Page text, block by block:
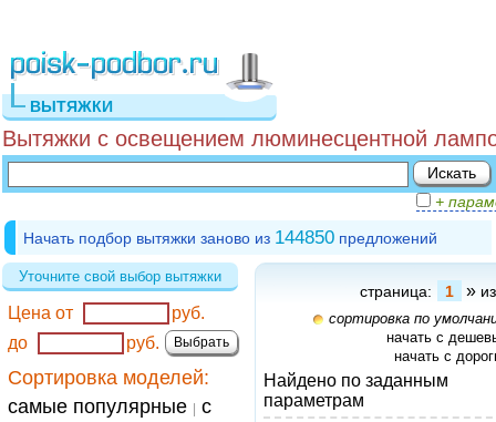
ВЫТЯЖКИ
Вытяжки с освещением люминесцентной
+
Начать подбор вытяжки заново из 144850 предложений
Уточните свой выбор вытяжки
Цена от
руб.
до
руб.
Сортировка моделей:
самые популярные
с
страница: 1 »
сортировка по
начать с
начать с
Найдено по заданным
параметрам